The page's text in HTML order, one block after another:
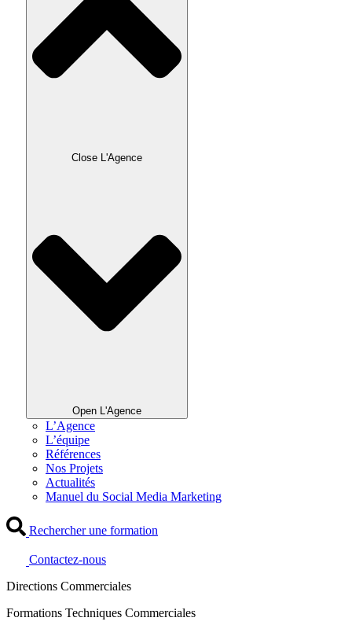
Close L'Agence
Open L'Agence
L’Agence
L’équipe
Références
Nos Projets
Actualités
Manuel du Social Media Marketing
Rechercher une formation
Contactez-nous
Directions Commerciales
Formations Techniques Commerciales